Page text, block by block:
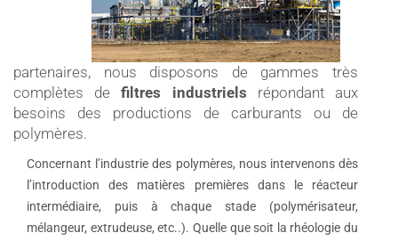
partenaires, nous disposons de gammes très
complètes defiltres industriels répondant aux
besoins des productions de carburants ou de
polymères.
Concernant l’industrie des polymères, nous intervenons dès
l’introduction des matières premières dans le réacteur
intermédiaire, puis à chaque stade (polymérisateur,
mélangeur, extrudeuse, etc..). Quelle que soit la rhéologie du